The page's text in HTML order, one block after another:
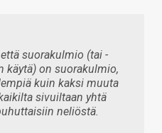
suorakulmio (tai -
käytä) on suorakulmio,
kuin kaksi muuta
sivuiltaan yhtä
neliöstä.